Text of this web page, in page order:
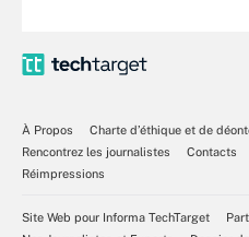
À Propos
Charte d’éthique et de
Rencontrez les journalistes
Contacts
Réimpressions
Site Web pour Informa TechTarget